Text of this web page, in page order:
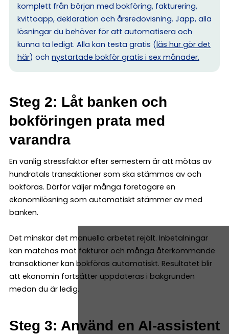
komplett från början med bokföring, fakturering,
kvittoapp, deklaration och årsredovisning. Japp, alla
lösningar du behöver för att automatisera och
kunna ta ledigt. Alla kan testa gratis (läs hur gör det
här) och nystartade bokför gratis i sex månader.
Steg 2: Låt banken och
bokföringen prata med
varandra
En vanlig stressfaktor efter semestern är att mötas av
hundratals transaktioner som ska stämmas av och
bokföras. Därför väljer många företagare en
ekonomilösning som automatiskt stämmer av med
banken.
Det minskar det manuella arbetet rejält. Inbetalningar
kan matchas mot fakturor och många återkommande
transaktioner kan bokföras automatiskt. Resultatet blir
att ekonomin fortsätter uppdateras i bakgrunden
medan du är ledig.
Steg 3: Använd en AI-assistent